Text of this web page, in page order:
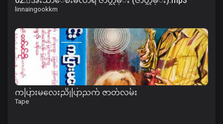
linnaingookkm
ကပြားမလေးညိုပြာညက် ဇာတ်လမ်း
Tape